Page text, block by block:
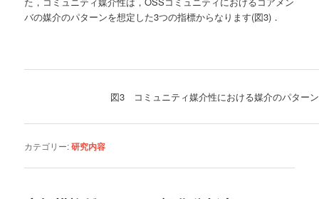
バの媒介のパターンを想定した3つの指標からなります(図3)．
図3 コミュニティ媒介性における媒介のパターン
カテゴリー:研究内容